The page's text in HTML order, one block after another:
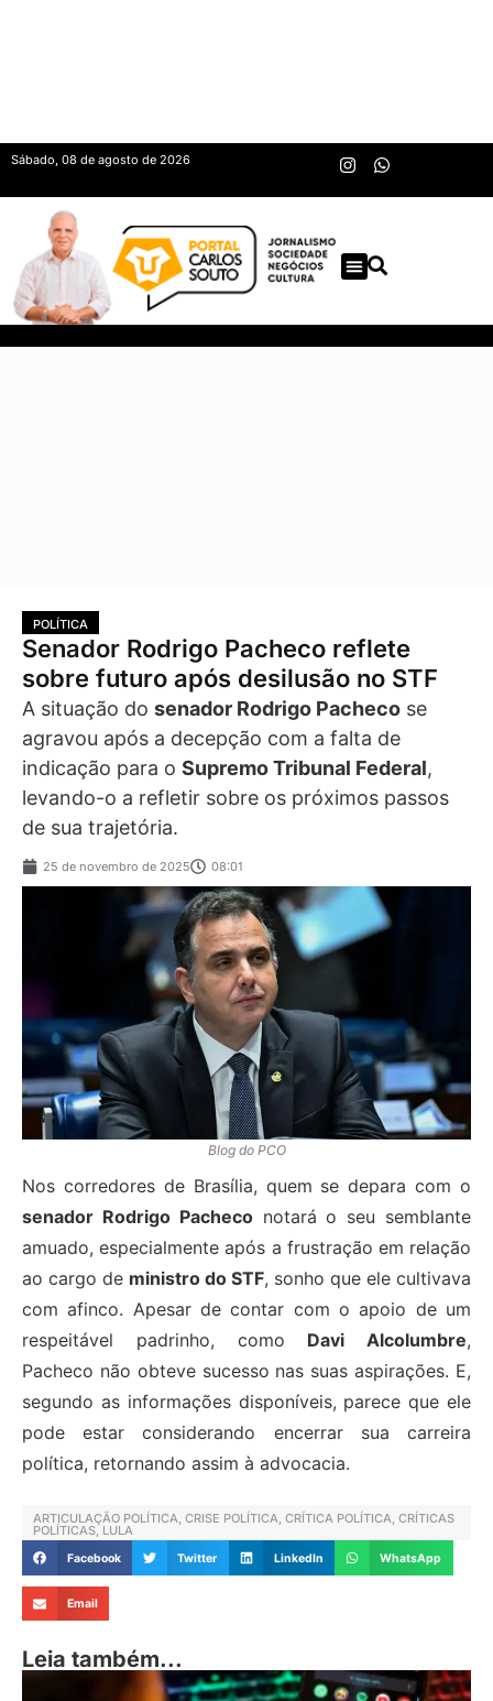
Sábado, 08 de agosto de 2026
POLÍTICA
Senador Rodrigo Pacheco reflete
sobre futuro após desilusão no STF
A situação do senador Rodrigo Pacheco se
agravou após a decepção com a falta de
indicação para o Supremo Tribunal Federal,
levando-o a refletir sobre os próximos passos
de sua trajetória.
25 de novembro de 2025 08:01
Blog do PCO
Nos corredores de Brasília, quem se depara com o
senador Rodrigo Pacheconotará o seu semblante
amuado, especialmente após a frustração em relação
ao cargo de ministro do STF, sonho que ele cultivava
com afinco. Apesar de contar com o apoio de um
respeitável padrinho, como Davi Alcolumbre,
Pacheco não obteve sucesso nas suas aspirações. E,
segundo as informações disponíveis, parece que ele
pode estar considerando encerrar sua carreira
política, retornando assim à advocacia.
ARTICULAÇÃO POLÍTICA, CRISE POLÍTICA, CRÍTICA POLÍTICA, CRÍTICAS
POLÍTICAS, LULA
Facebook Twitter LinkedIn WhatsApp
Email
Leia também...